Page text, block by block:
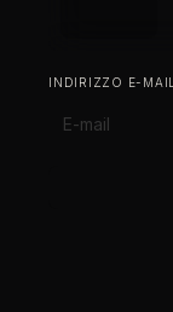
INDIRIZZO E-MAIL